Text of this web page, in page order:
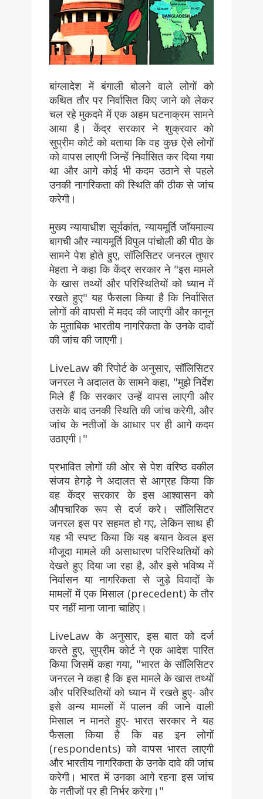
बांग्लादेश में बंगाली बोलने वाले लोगों को
कथित तौर पर निर्वासित किए जाने को लेकर
चल रहे मुकदमे में एक अहम घटनाक्रम सामने
आया है। केंद्र सरकार ने शुक्रवार को
सुप्रीम कोर्ट को बताया कि वह कुछ ऐसे लोगों
को वापस लाएगी जिन्हें निर्वासित कर दिया गया
था और आगे कोई भी कदम उठाने से पहले
उनकी नागरिकता की स्थिति की ठीक से जांच
करेगी।
मुख्य न्यायाधीश सूर्यकांत, न्यायमूर्ति जॉयमाल्य
बागची और न्यायमूर्ति विपुल पांचोली की पीठ के
सामने पेश होते हुए, सॉलिसिटर जनरल तुषार
मेहता ने कहा कि केंद्र सरकार ने "इस मामले
के खास तथ्यों और परिस्थितियों को ध्यान में
रखते हुए" यह फैसला किया है कि निर्वासित
लोगों की वापसी में मदद की जाएगी और कानून
के मुताबिक भारतीय नागरिकता के उनके दावों
की जांच की जाएगी।
LiveLaw की रिपोर्ट के अनुसार, सॉलिसिटर
जनरल ने अदालत के सामने कहा, "मुझे निर्देश
मिले हैं कि सरकार उन्हें वापस लाएगी और
उसके बाद उनकी स्थिति की जांच करेगी, और
जांच के नतीजों के आधार पर ही आगे कदम
उठाएगी।"
प्रभावित लोगों की ओर से पेश वरिष्ठ वकील
संजय हेगड़े ने अदालत से आग्रह किया कि
वह केंद्र सरकार के इस आश्वासन को
औपचारिक रूप से दर्ज करे। सॉलिसिटर
जनरल इस पर सहमत हो गए, लेकिन साथ ही
यह भी स्पष्ट किया कि यह बयान केवल इस
मौजूदा मामले की असाधारण परिस्थितियों को
देखते हुए दिया जा रहा है, और इसे भविष्य में
निर्वासन या नागरिकता से जुड़े विवादों के
मामलों में एक मिसाल (precedent) के तौर
पर नहीं माना जाना चाहिए।
LiveLaw के अनुसार, इस बात को दर्ज
करते हुए, सुप्रीम कोर्ट ने एक आदेश पारित
किया जिसमें कहा गया, "भारत के सॉलिसिटर
जनरल ने कहा है कि इस मामले के खास तथ्यों
और परिस्थितियों को ध्यान में रखते हुए- और
इसे अन्य मामलों में पालन की जाने वाली
मिसाल न मानते हुए- भारत सरकार ने यह
फैसला किया है कि वह इन लोगों
(respondents) को वापस भारत लाएगी
और भारतीय नागरिकता के उनके दावे की जांच
करेगी। भारत में उनका आगे रहना इस जांच
के नतीजों पर ही निर्भर करेगा।"